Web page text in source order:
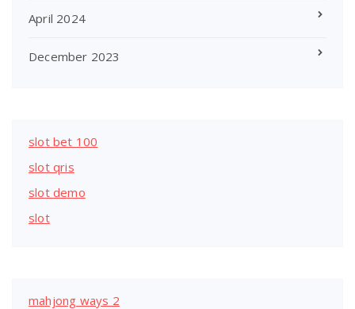
April 2024
December 2023
slot bet 100
slot qris
slot demo
slot
mahjong ways 2